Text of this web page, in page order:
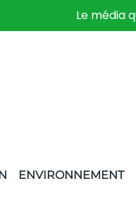
Le média
ENVIRONNEMENT